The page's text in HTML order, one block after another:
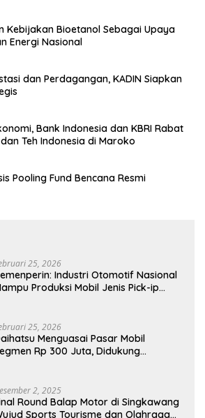
Kebijakan Bioetanol Sebagai Upaya
Energi Nasional
dan Perdagangan, KADIN Siapkan
Bank Indonesia dan KBRI Rabat
Teh Indonesia di Maroko
Pooling Fund Bencana Resmi
25, 2026
Industri Otomotif Nasional
Produksi Mobil Jenis Pick-ip
25, 2026
Menguasai Pasar Mobil
Rp 300 Juta, Didukung
2, 2025
Round Balap Motor di Singkawang
Sports Tourisme dan Olahraga